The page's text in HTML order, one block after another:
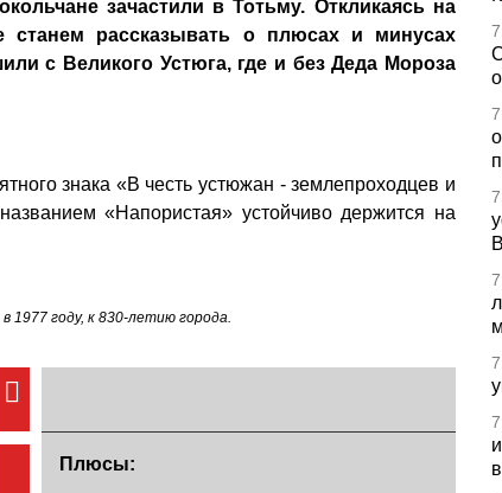
зачастили в Тотьму. Откликаясь на
рассказывать о плюсах и минусах
с Великого Устюга, где и без Деда Мороза
знака «В честь устюжан - землепроходцев и
«Напористая» устойчиво держится на
1977 году, к 830-летию города.
Плюсы: